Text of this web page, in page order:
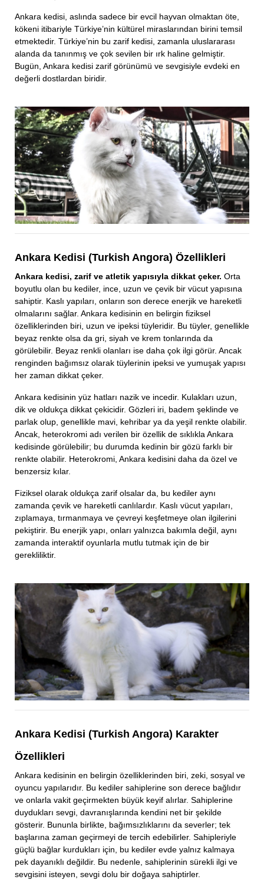
Ankara kedisi, aslında sadece bir evcil hayvan olmaktan öte,
kökeni itibariyle Türkiye’nin kültürel miraslarından birini temsil
etmektedir. Türkiye’nin bu zarif kedisi, zamanla uluslararası
alanda da tanınmış ve çok sevilen bir ırk haline gelmiştir.
Bugün, Ankara kedisi zarif görünümü ve sevgisiyle evdeki en
değerli dostlardan biridir.
Ankara Kedisi (Turkish Angora) Özellikleri
Ankara kedisi, zarif ve atletik yapısıyla dikkat çeker. Orta
boyutlu olan bu kediler, ince, uzun ve çevik bir vücut yapısına
sahiptir. Kaslı yapıları, onların son derece enerjik ve hareketli
olmalarını sağlar. Ankara kedisinin en belirgin fiziksel
özelliklerinden biri, uzun ve ipeksi tüyleridir. Bu tüyler, genellikle
beyaz renkte olsa da gri, siyah ve krem tonlarında da
görülebilir. Beyaz renkli olanları ise daha çok ilgi görür. Ancak
renginden bağımsız olarak tüylerinin ipeksi ve yumuşak yapısı
her zaman dikkat çeker.
Ankara kedisinin yüz hatları nazik ve incedir. Kulakları uzun,
dik ve oldukça dikkat çekicidir. Gözleri iri, badem şeklinde ve
parlak olup, genellikle mavi, kehribar ya da yeşil renkte olabilir.
Ancak, heterokromi adı verilen bir özellik de sıklıkla Ankara
kedisinde görülebilir; bu durumda kedinin bir gözü farklı bir
renkte olabilir. Heterokromi, Ankara kedisini daha da özel ve
benzersiz kılar.
Fiziksel olarak oldukça zarif olsalar da, bu kediler aynı
zamanda çevik ve hareketli canlılardır. Kaslı vücut yapıları,
zıplamaya, tırmanmaya ve çevreyi keşfetmeye olan ilgilerini
pekiştirir. Bu enerjik yapı, onları yalnızca bakımla değil, aynı
zamanda interaktif oyunlarla mutlu tutmak için de bir
gerekliliktir.
Ankara Kedisi (Turkish Angora) Karakter
Özellikleri
Ankara kedisinin en belirgin özelliklerinden biri, zeki, sosyal ve
oyuncu yapılarıdır. Bu kediler sahiplerine son derece bağlıdır
ve onlarla vakit geçirmekten büyük keyif alırlar. Sahiplerine
duydukları sevgi, davranışlarında kendini net bir şekilde
gösterir. Bununla birlikte, bağımsızlıklarını da severler; tek
başlarına zaman geçirmeyi de tercih edebilirler. Sahipleriyle
güçlü bağlar kurdukları için, bu kediler evde yalnız kalmaya
pek dayanıklı değildir. Bu nedenle, sahiplerinin sürekli ilgi ve
sevgisini isteyen, sevgi dolu bir doğaya sahiptirler.